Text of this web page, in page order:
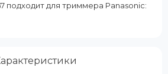
подходит для триммера Panasonic: